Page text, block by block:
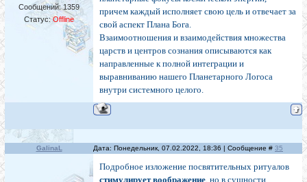
Сообщений:1359
Статус:Offline
причем каждый исполняет свою цель и отвечает за
свой аспект Плана Бога.
Взаимоотношения и взаимодействия множества
царств и центров сознания описываются как
направленные к полной интеграции и
выравниванию нашего Планетарного Логоса
внутри системного целого.
GalinaL Дата: Понедельник, 07.02.2022, 18:36 | Сообщение # 35
Подробное изложение посвятительных ритуалов
стимулирует воображение, но в сущности